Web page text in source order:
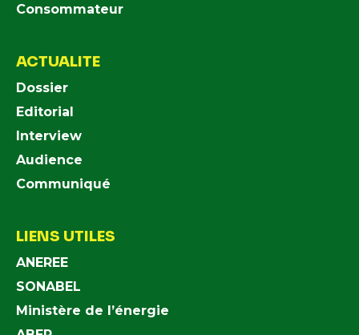
Consommateur
ACTUALITE
Dossier
Editorial
Interview
Audience
Communiqué
LIENS UTILES
ANEREE
SONABEL
Ministère de l’énergie